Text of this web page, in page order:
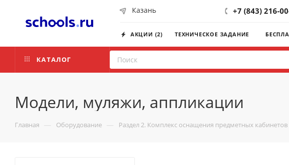
Казань +7 (843) 216-
АКЦИИ (2) ТЕХНИЧЕСКОЕ ЗАДАНИЕ
КАТАЛОГ
Модели, муляжи, аппликации
Главная — Оборудование — Раздел 2. Комплекс оснащения предметных кабинетов